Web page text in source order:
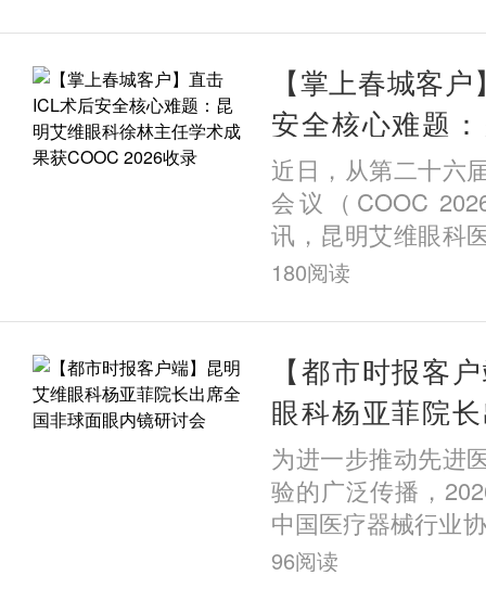
开。来自云南、贵
权威专家齐聚一堂
围绕干眼热点话
话，共探基于睑板
干预策略，为突破
共识。
【掌上春城客
安全核心难题
徐林主任学术
2026收录
近日，从第二十六
会议（COOC
讯，昆明艾维眼科
主任徐林领衔撰写
关性分析》，经过
格评审，成功收录
这一成果不仅展现
临床科研能力，更
科屈光科在ICL晶
预测与全流程安全
180阅读
【都市时报客
眼科杨亚菲院
面眼内镜研讨会
为进一步推动先进
验的广泛传播，
中国医疗器械行业
眼内镜临床应用交
96阅读